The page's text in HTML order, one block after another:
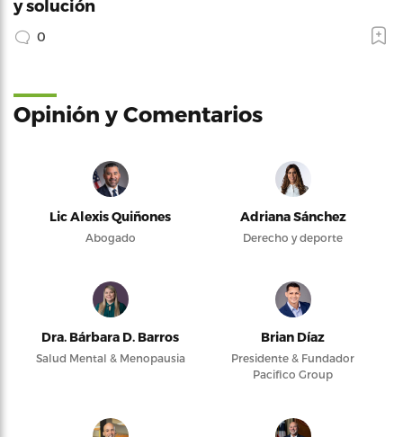
y solución
0
Opinión y Comentarios
Lic Alexis Quiñones
Abogado
Adriana Sánchez
Derecho y deporte
Dra. Bárbara D. Barros
Salud Mental & Menopausia
Brian Díaz
Presidente & Fundador
Pacifico Group